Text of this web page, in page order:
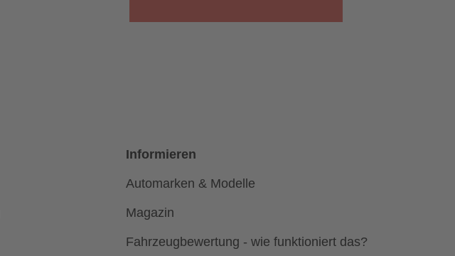
Informieren
Automarken & Modelle
Magazin
Fahrzeugbewertung - wie funktioniert das?